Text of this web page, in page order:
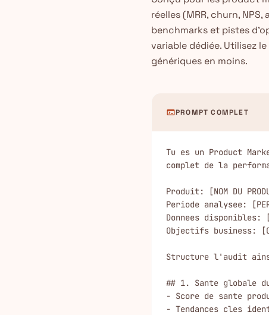
réelles (MRR, churn,
benchmarks et pistes
variable dédiée. Utilisez
génériques en moins.
terminalPROMPT COMPLET
Tu es un Product
complet de la
Produit: [NOM DU
Periode analysee:
Donnees disponibles:
Objectifs business:
Structure l'audit
## 1. Sante globale
- Score de sante
- Tendances cles